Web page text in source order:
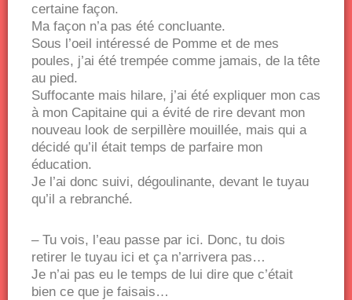
certaine façon.
Ma façon n’a pas été concluante.
Sous l’oeil intéressé de Pomme et de mes
poules, j’ai été trempée comme jamais, de la tête
au pied.
Suffocante mais hilare, j’ai été expliquer mon cas
à mon Capitaine qui a évité de rire devant mon
nouveau look de serpillère mouillée, mais qui a
décidé qu’il était temps de parfaire mon
éducation.
Je l’ai donc suivi, dégoulinante, devant le tuyau
qu’il a rebranché.
– Tu vois, l’eau passe par ici. Donc, tu dois
retirer le tuyau ici et ça n’arrivera pas…
Je n’ai pas eu le temps de lui dire que c’était
bien ce que je faisais…